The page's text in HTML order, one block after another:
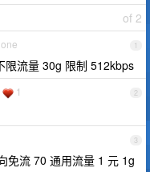
of 2
1
限流量 30g 限制 512kbps
2
1
3
免流 70 通用流量 1 元 1g